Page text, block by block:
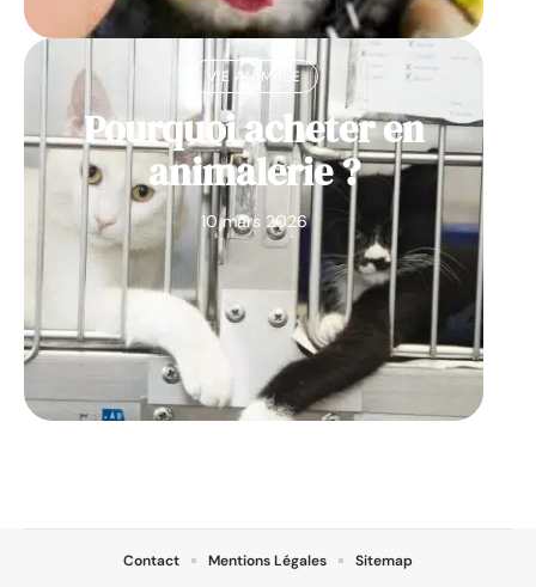
VIE ANIMALE
Pourquoi acheter en
animalerie ?
10 mars 2026
Contact Mentions Légales Sitemap